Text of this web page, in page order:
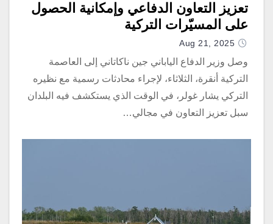
تعزيز التعاون الدفاعي وإمكانية الحصول
على المسيّرات التركية
Aug 21, 2025
وصل وزير الدفاع الياباني جين ناكاتاني إلى العاصمة
التركية أنقرة، الثلاثاء، لإجراء محادثات رسمية مع نظيره
التركي يشار غولر، في الوقت الذي يستكشف فيه البلدان
سبل تعزيز التعاون في مجالي…